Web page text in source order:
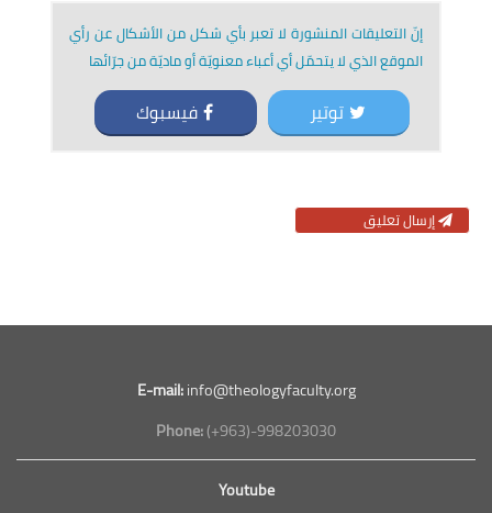
إنّ التعليقات المنشورة لا تعبر بأي شكل من الأشكال عن رأي
الموقع الذي لا يتحمّل أي أعباء معنويّة أو ماديّة من جرّائها
توتير فيسبوك
إرسال تعليق
E-mail:info@theologyfaculty.org
Phone:(+963)-998203030
Youtube